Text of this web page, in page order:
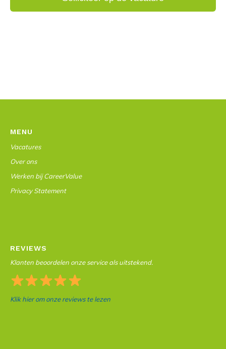
MENU
Vacatures
Over ons
Werken bij CareerValue
Privacy Statement
REVIEWS
Klanten beoordelen onze service als uitstekend.
Klik hier om onze reviews te lezen